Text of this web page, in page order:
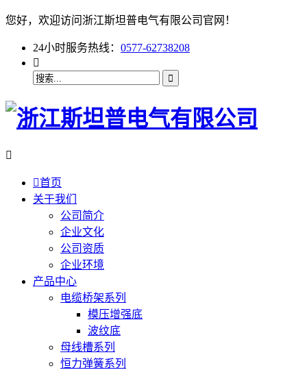
您好，欢迎访问浙江斯坦普电气有限公司官网！
24小时服务热线： 0577-62738208


首页
关于我们
公司简介
企业文化
公司资质
企业环境
产品中心
电缆桥架系列
模压增强底
波纹底
母线槽系列
恒力弹簧系列